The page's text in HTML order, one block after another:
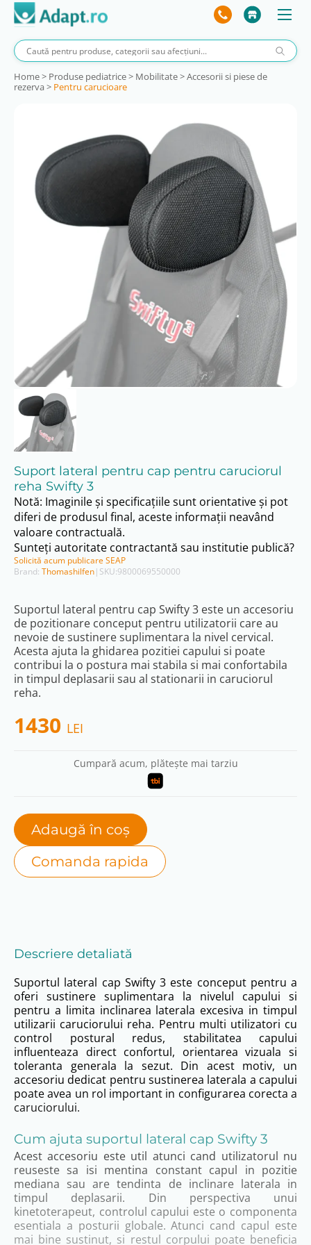
Home> Produse pediatrice> Mobilitate>Accesorii si piese de
rezerva> Pentru carucioare
Brand: Thomashilfen| SKU:9800069550000
Suport lateral pentru cap pentru caruciorul
reha Swifty 3
Suportul lateral pentru cap Swifty 3 este un accesoriu
de pozitionare conceput pentru utilizatorii care au
nevoie de sustinere suplimentara la nivel cervical.
Acesta ajuta la ghidarea pozitiei capului si poate
contribui la o postura mai stabila si mai confortabila
in timpul deplasarii sau al stationarii in caruciorul
reha.
1430 LEI
Cumpară acum, plătește mai tarziu
Adaugă în coș
Comanda rapida
Notă: Imaginile și specificațiile sunt orientative și pot
diferi de produsul final, aceste informații neavând
valoare contractuală.
Sunteți autoritate contractantă sau institutie publică?
Solicită acum publicare SEAP
Descriere detaliată
Suportul lateral cap Swifty 3 este conceput pentru a
oferi sustinere suplimentara la nivelul capului si
pentru a limita inclinarea laterala excesiva in timpul
utilizarii caruciorului reha. Pentru multi utilizatori cu
control postural redus, stabilitatea capului
influenteaza direct confortul, orientarea vizuala si
toleranta generala la sezut. Din acest motiv, un
accesoriu dedicat pentru sustinerea laterala a capului
poate avea un rol important in configurarea corecta a
caruciorului.
Cum ajuta suportul lateral cap Swifty 3
Acest accesoriu este util atunci cand utilizatorul nu
reuseste sa isi mentina constant capul in pozitie
mediana sau are tendinta de inclinare laterala in
timpul deplasarii. Din perspectiva unui
kinetoterapeut, controlul capului este o componenta
esentiala a posturii globale. Atunci cand capul este
mai bine sustinut, si restul corpului poate beneficia